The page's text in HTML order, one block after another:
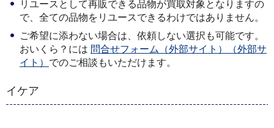
リユースとして再販できる品物が買取対象となりますの
で、全ての品物をリユースできるわけではありません。
ご希望に添わない場合は、依頼しない選択も可能です。
おいくら？には 問合せフォーム（外部サイト）（外部サ
イト） でのご相談もいただけます。
イケア